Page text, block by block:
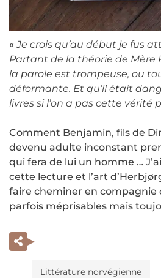
«Je crois qu’au début je fus
Partant de la théorie de Mère
la parole est trompeuse, ou
déformante. Et qu’il était
livres si l’on a pas cette vérité
Comment Benjamin, fils de
devenu adulte inconstant
qui fera de lui un homme …
cette lecture et l’art
faire cheminer en compagnie
parfois méprisables mais
Littérature norvégienne